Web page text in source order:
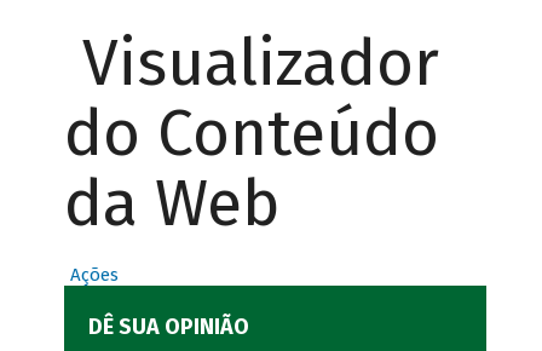
Visualizador
do Conteúdo
da Web
Ações
DÊ SUA OPINIÃO